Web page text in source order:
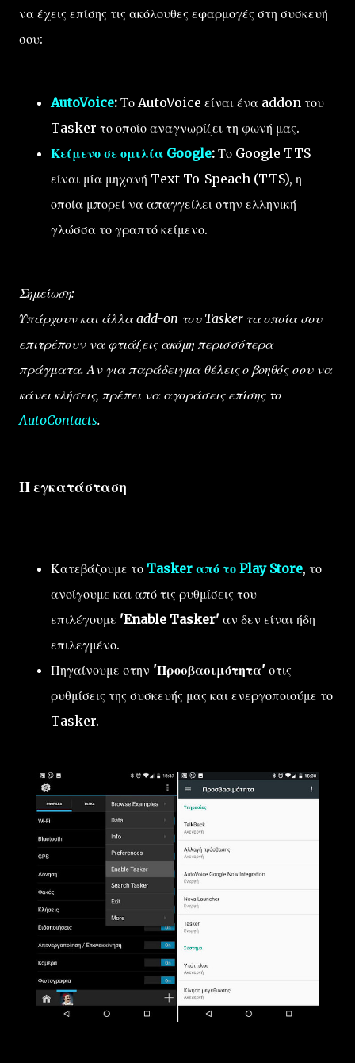
να έχεις επίσης τις ακόλουθες εφαρμογές στη συσκευή
σου:
AutoVoice: Το AutoVoice είναι ένα addon του
Tasker το οποίο αναγνωρίζει τη φωνή μας.
Κείμενο σε ομιλία Google: Το Google TTS
είναι μία μηχανή Text-To-Speach (TTS), η
οποία μπορεί να απαγγείλει στην ελληνική
γλώσσα το γραπτό κείμενο.
Σημείωση:
Υπάρχουν και άλλα add-on του Tasker τα οποία σου
επιτρέπουν να φτιάξεις ακόμη περισσότερα
πράγματα. Αν για παράδειγμα θέλεις ο βοηθός σου να
κάνει κλήσεις, πρέπει να αγοράσεις επίσης το
AutoContacts.
Η εγκατάσταση
Κατεβάζουμε το Tasker από το Play Store, το
ανοίγουμε και από τις ρυθμίσεις του
επιλέγουμε 'Enable Tasker' αν δεν είναι ήδη
επιλεγμένο.
Πηγαίνουμε στην 'Προσβασιμότητα' στις
ρυθμίσεις της συσκευής μας και ενεργοποιούμε το
Tasker.